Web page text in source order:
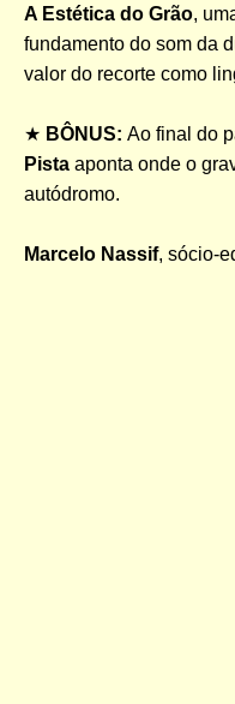
A Estética do Grão,
fundamento do som da
valor do recorte como
★ BÔNUS: Ao final do
Pista aponta onde o
autódromo.
Marcelo Nassif, sócio-